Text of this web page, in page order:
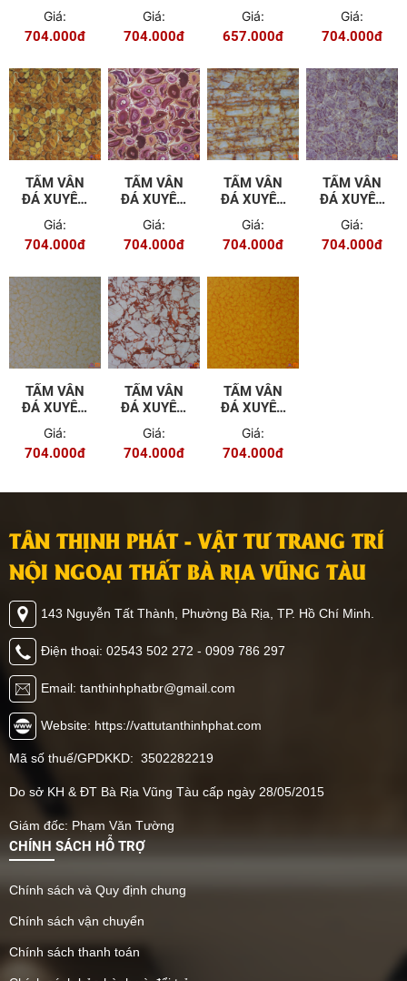
- 605
Giá:
704.000đ
- 606
Giá:
704.000đ
- 608
Giá:
657.000đ
- 609
Giá:
704.000đ
TẤM VÂN
ĐÁ XUYÊN
SÁNG TGT
- 610
Giá:
704.000đ
TẤM VÂN
ĐÁ XUYÊN
SÁNG TGT
-611
Giá:
704.000đ
TẤM VÂN
ĐÁ XUYÊN
SÁNG TGT
- 612
Giá:
704.000đ
TẤM VÂN
ĐÁ XUYÊN
SÁNG TGT
- 613
Giá:
704.000đ
TẤM VÂN
ĐÁ XUYÊN
SÁNG TGT
- 614
Giá:
704.000đ
TẤM VÂN
ĐÁ XUYÊN
SÁNG TGT
- 615
Giá:
704.000đ
TẤM VÂN
ĐÁ XUYÊN
SÁNG TGT
- 616
Giá:
704.000đ
TÂN THỊNH PHÁT - VẬT TƯ TRANG TRÍ
NỘI NGOẠI THẤT BÀ RỊA VŨNG TÀU
143 Nguyễn Tất Thành, Phường Bà Rịa, TP. Hồ Chí Minh.
Điện thoại: 02543 502 272 - 0909 786 297
Email: tanthinhphatbr@gmail.com
Website: https://vattutanthinhphat.com
Mã số thuế/GPDKKD: 3502282219
Do sở KH & ĐT Bà Rịa Vũng Tàu cấp ngày 28/05/2015
Giám đốc: Phạm Văn Tường
CHÍNH SÁCH HỖ TRỢ
Chính sách và Quy định chung
Chính sách vận chuyển
Chính sách thanh toán